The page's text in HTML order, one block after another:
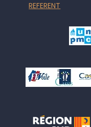
REFERENT